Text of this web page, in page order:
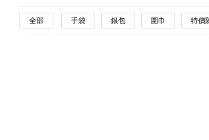
全部 手袋 銀包 圍巾 特價